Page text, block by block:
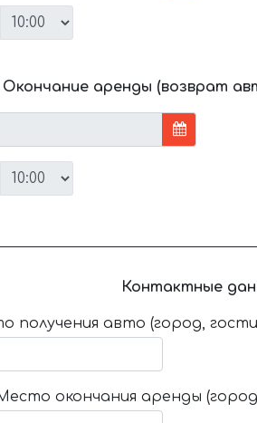
Окончание аренды (возврат
Контактные
получения авто (город,
окончания аренды